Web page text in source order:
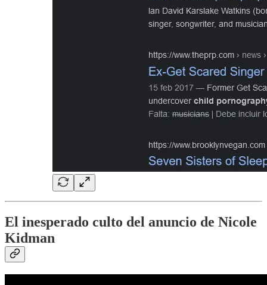
El inesperado culto del anuncio de Nicole
Kidman